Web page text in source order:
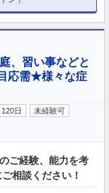
、習い事などと
応需★様々な症
日
未経験可
ご経験、能力を考
相談ください！